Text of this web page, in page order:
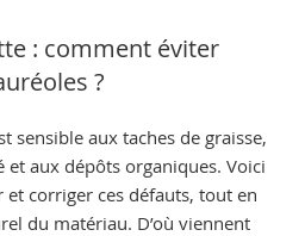
»
: comment éviter
?
sensible aux taches de graisse,
et aux dépôts organiques. Voici
et corriger ces défauts, tout en
du matériau. D’où viennent